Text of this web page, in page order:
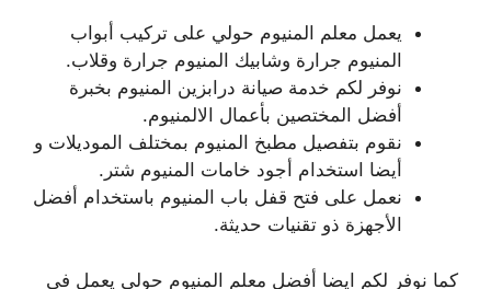
يعمل معلم المنيوم حولي على تركيب أبواب
المنيوم جرارة وشابيك المنيوم جرارة وقلاب.
نوفر لكم خدمة صيانة درابزين المنيوم بخبرة
أفضل المختصين بأعمال الالمنيوم.
نقوم بتفصيل مطبخ المنيوم بمختلف الموديلات و
أيضا استخدام أجود خامات المنيوم شتر.
نعمل على فتح قفل باب المنيوم باستخدام أفضل
الأجهزة ذو تقنيات حديثة.
كما نوفر لكم ايضا أفضل معلم المنيوم حولي يعمل في